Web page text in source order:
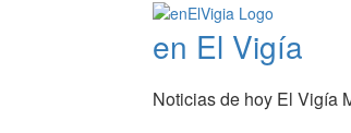
en El Vigía
Noticias de hoy El Vigía